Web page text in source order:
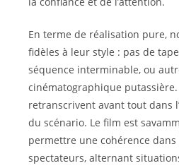
En terme de réalisation pure,
fidèles à leur style : pas de
séquence interminable, ou
cinématographique
retranscrivent avant tout dans
du scénario. Le film est
permettre une cohérence
spectateurs, alternant